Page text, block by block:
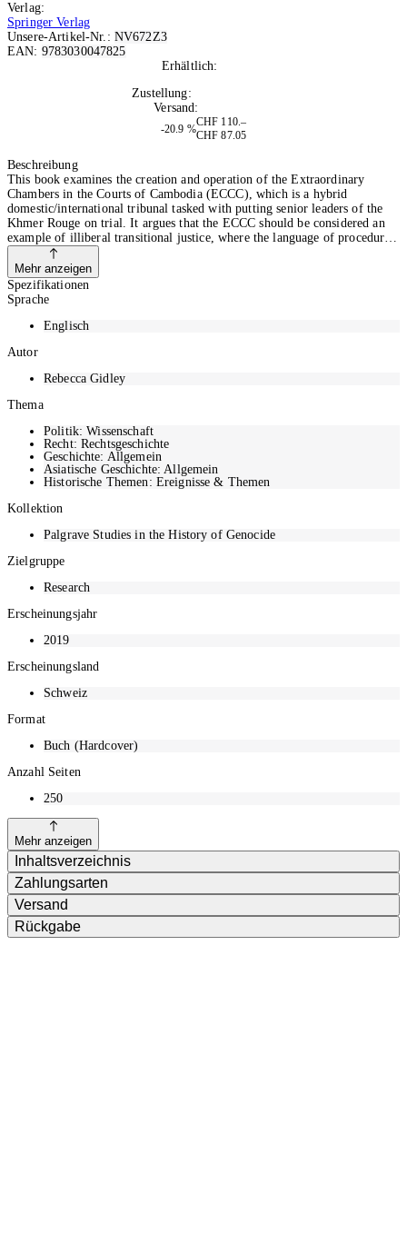
Verlag:
Springer Verlag
Unsere-Artikel-Nr.: NV672Z3
EAN: 9783030047825
Erhältlich:
Zustellung:
Versand:
-20.9 %
CHF 110.–
CHF 87.05
Beschreibung
This book examines the creation and operation of the Extraordinary
Chambers in the Courts of Cambodia (ECCC), which is a hybrid
domestic/international tribunal tasked with putting senior leaders of the
Khmer Rouge on trial. It argues that the ECCC should be considered an
example of illiberal transitional justice, where the language of procedure
is strongly adhered to but political considerations often rule in reality. The
Cambodian government spent nearly two decades addressing the Khmer
Rouge past, and shaping its preferred narrative, before the involvement of
the United Nations. It was a further six years of negotiations between the
Cambodian government and the United Nations that determined the
unique hybrid structure of the ECCC. Over more than a decade in
to the positive goals expected of transitional justice mechanisms. Through
analysesof transitional justice to create a more nuanced understanding of
how and why transitional justice mechanisms are employed.
Mehr anzeigen
Spezifikationen
Sprache
Englisch
Autor
Rebecca Gidley
Thema
Politik: Wissenschaft
Recht: Rechtsgeschichte
Geschichte: Allgemein
Asiatische Geschichte: Allgemein
Historische Themen: Ereignisse & Themen
Kollektion
Palgrave Studies in the History of Genocide
Zielgruppe
Research
Erscheinungsjahr
2019
Erscheinungsland
Schweiz
Format
Buch (Hardcover)
Anzahl Seiten
250
Mehr anzeigen
Inhaltsverzeichnis
Zahlungsarten
Versand
Rückgabe